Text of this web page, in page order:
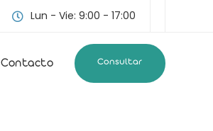
Lun - Vie: 9:00 - 17:00
Contacto Consultar